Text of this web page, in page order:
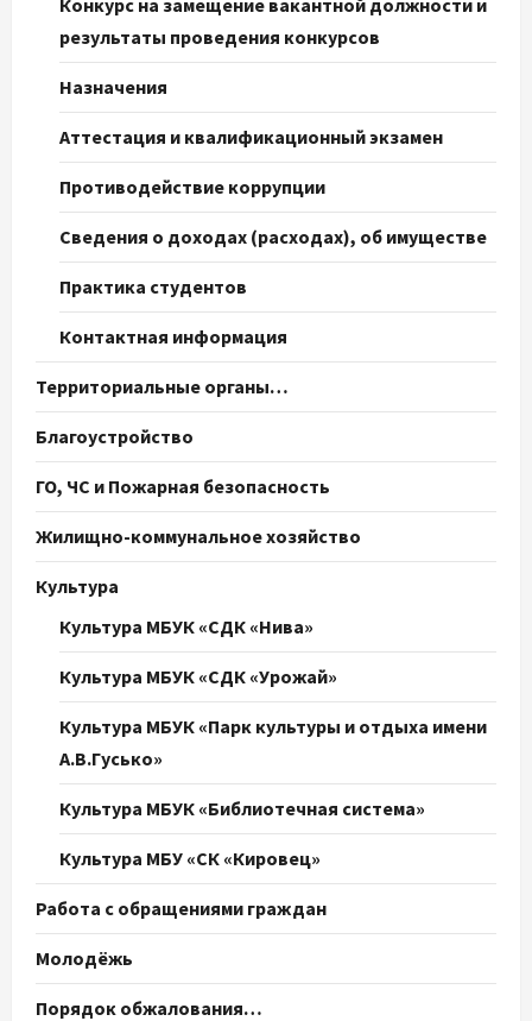
результаты проведения конкурсов
Назначения
Аттестация и квалификационный экзамен
Противодействие коррупции
Сведения о доходах (расходах), об имуществе
Практика студентов
Контактная информация
Территориальные органы…
Благоустройство
ГО, ЧС и Пожарная безопасность
Жилищно-коммунальное хозяйство
Культура
Культура МБУК «СДК «Нива»
Культура МБУК «СДК «Урожай»
Культура МБУК «Парк культуры и отдыха имени
А.В.Гусько»
Культура МБУК «Библиотечная система»
Культура МБУ «СК «Кировец»
Работа с обращениями граждан
Молодёжь
Порядок обжалования…